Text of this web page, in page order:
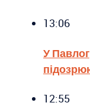
13:06
У
12:55